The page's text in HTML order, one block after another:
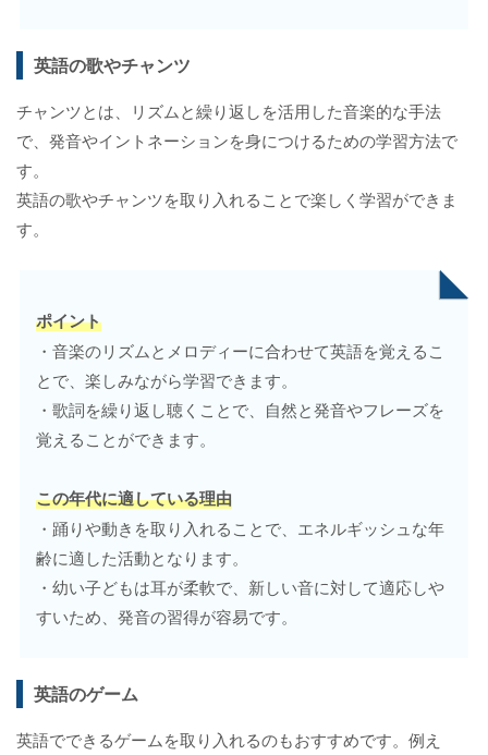
英語の歌やチャンツ
チャンツとは、リズムと繰り返しを活用した音楽的な手法
で、発音やイントネーションを身につけるための学習方法で
す。
英語の歌やチャンツを取り入れることで楽しく学習ができま
す。
ポイント
・音楽のリズムとメロディーに合わせて英語を覚えるこ
とで、楽しみながら学習できます。
・歌詞を繰り返し聴くことで、自然と発音やフレーズを
覚えることができます。
この年代に適している理由
・踊りや動きを取り入れることで、エネルギッシュな年
齢に適した活動となります。
・幼い子どもは耳が柔軟で、新しい音に対して適応しや
すいため、発音の習得が容易です。
英語のゲーム
英語でできるゲームを取り入れるのもおすすめです。例え